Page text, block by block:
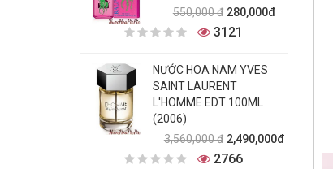
550,000 đ 280,000đ
3121
NƯỚC HOA NAM YVES
SAINT LAURENT
L'HOMME EDT 100ML
(2006)
3,560,000 đ 2,490,000đ
2766